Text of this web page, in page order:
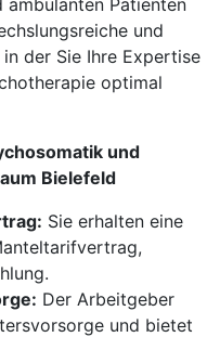
ambulanten Patienten
und
der Sie Ihre Expertise
optimal
und
Bielefeld
Sie erhalten eine
Der Arbeitgeber
und bietet